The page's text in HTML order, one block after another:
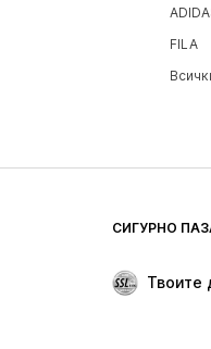
FILA
СИГУРНО
Твоите